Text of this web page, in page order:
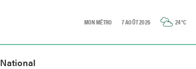
MON MÉTRO 7 AOÛT 2026 24°C
National